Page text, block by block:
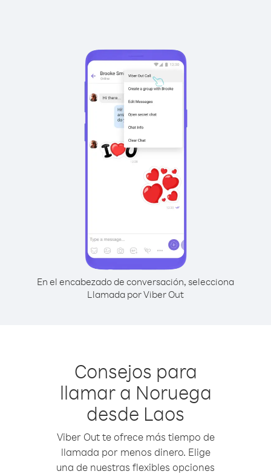
En el encabezado de conversación, selecciona
Llamada por Viber Out
Consejos para
llamar a Noruega
desde Laos
Viber Out te ofrece más tiempo de
llamada por menos dinero. Elige
una de nuestras flexibles opciones